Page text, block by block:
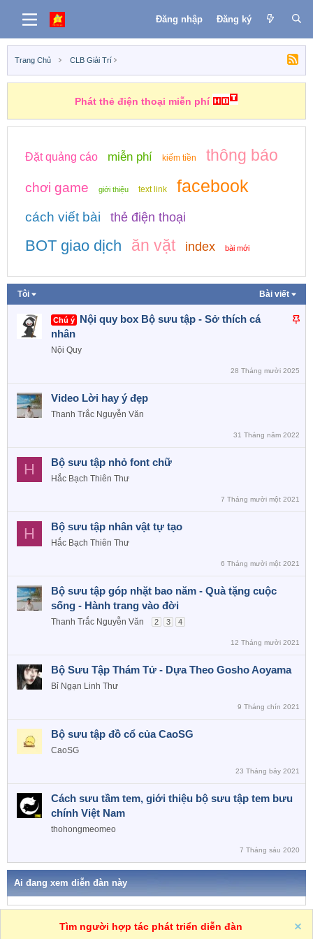
Đăng nhập Đăng ký
Trang Chủ CLB Giải Trí
Phát thẻ điện thoại miễn phí
Đặt quảng cáo miễn phí kiếm tiền thông báo
chơi game giới thiệu text link facebook
cách viết bài thẻ điện thoại
BOT giao dịch ăn vặt index bài mới
Tôi Bài viết
D
Chú ý
Nội quy box Bộ sưu tập - Sở thích cá
nhân
Nội Quy
28 Tháng mười 2025
Video Lời hay ý đẹp
Thanh Trắc Nguyễn Văn
31 Tháng năm 2022
H Bộ sưu tập nhỏ font chữ
Hắc Bạch Thiên Thư
7 Tháng mười một 2021
H Bộ sưu tập nhân vật tự tạo
Hắc Bạch Thiên Thư
6 Tháng mười một 2021
Bộ sưu tập góp nhặt bao năm - Quà tặng cuộc
sống - Hành trang vào đời
Thanh Trắc Nguyễn Văn 2 3 4
12 Tháng mười 2021
Bộ Sưu Tập Thám Tử - Dựa Theo Gosho Aoyama
Bỉ Ngạn Linh Thư
9 Tháng chín 2021
Bộ sưu tập đồ cổ của CaoSG
CaoSG
23 Tháng bảy 2021
Cách sưu tầm tem, giới thiệu bộ sưu tập tem bưu
chính Việt Nam
thohongmeomeo
7 Tháng sáu 2020
Ai đang xem diễn đàn này
VN
R
Tìm người hợp tác phát triển diễn đàn